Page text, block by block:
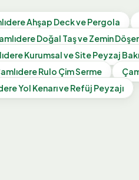
Ahşap Deck ve Pergola
Doğal Taş ve Zemin
Kurumsal ve Site Peyzaj
Rulo Çim Serme
Yol Kenarı ve Refüj Peyzajı